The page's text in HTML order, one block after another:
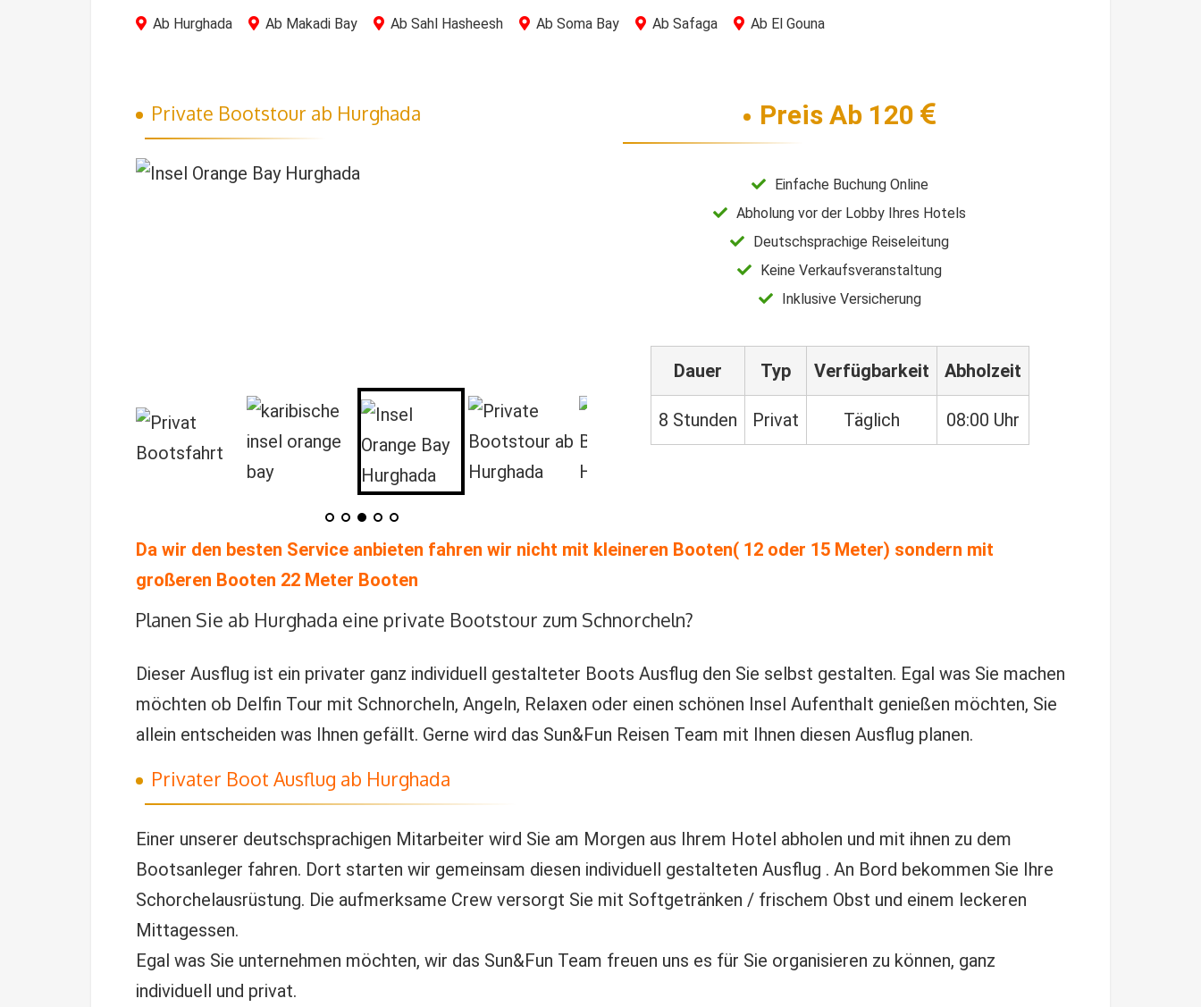
Ab Hurghada Ab Makadi Bay Ab Sahl Hasheesh Ab Soma Bay Ab Safaga Ab El Gouna
Private Bootstour ab Hurghada Preis Ab 120
Einfache Buchung Online
Abholung vor der Lobby Ihres Hotels
Deutschsprachige Reiseleitung
Keine Verkaufsveranstaltung
Inklusive Versicherung
Dauer Typ Verfügbarkeit Abholzeit
8 Stunden Privat Täglich 08:00 Uhr
Da wir den besten Service anbieten fahren wir nicht mit kleineren Booten( 12 oder 15 Meter) sondern mit
großeren Booten 22 Meter Booten
Planen Sie ab Hurghada eine private Bootstour zum Schnorcheln?
Dieser Ausflug ist ein privater ganz individuell gestalteter Boots Ausflug den Sie selbst gestalten. Egal was Sie machen
möchten ob Delfin Tour mit Schnorcheln, Angeln, Relaxen oder einen schönen Insel Aufenthalt genießen möchten, Sie
allein entscheiden was Ihnen gefällt. Gerne wird das Sun&Fun Reisen Team mit Ihnen diesen Ausflug planen.
Privater Boot Ausflug ab Hurghada
Einer unserer deutschsprachigen Mitarbeiter wird Sie am Morgen aus Ihrem Hotel abholen und mit ihnen zu dem
Bootsanleger fahren. Dort starten wir gemeinsam diesen individuell gestalteten Ausflug . An Bord bekommen Sie Ihre
Schorchelausrüstung. Die aufmerksame Crew versorgt Sie mit Softgetränken / frischem Obst und einem leckeren
Mittagessen.
Egal was Sie unternehmen möchten, wir das Sun&Fun Team freuen uns es für Sie organisieren zu können, ganz
individuell und privat.